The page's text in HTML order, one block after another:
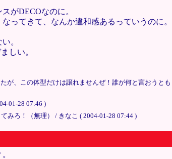
がDECOなのに。
ってきて、なんか違和感あるっていうのに。
。
しい。
が、この体型だけは譲れませんぜ！誰が何と言おうと
01-28 07:46 )
ろ！（無理） / きなこ ( 2004-01-28 07:44 )